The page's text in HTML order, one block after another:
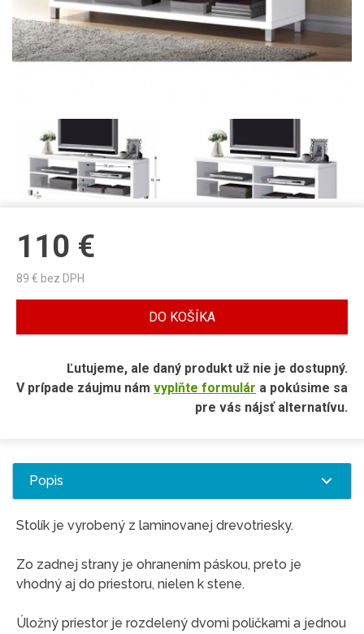
110 €
89 € bez DPH
DO KOŠÍKA
Ľutujeme, ale daný produkt už nie je dostupný.
V prípade záujmu nám vyplňte formulár a pokúsime sa
pre vás nájsť alternatívu.
Popis
Stolík je vyrobený z laminovanej drevotriesky.
Zo zadnej strany je ohranením páskou, preto je
vhodný aj do priestoru, nielen k stene.
Úložný priestor je rozdelený dvomi poličkami a jednou